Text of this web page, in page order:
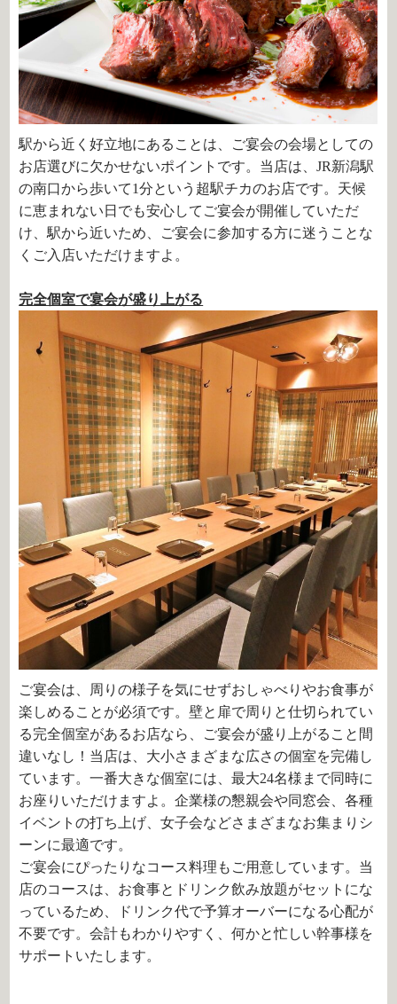
駅から近く好立地にあることは、ご宴会の会場としての
お店選びに欠かせないポイントです。当店は、JR新潟駅
の南口から歩いて1分という超駅チカのお店です。天候
に恵まれない日でも安心してご宴会が開催していただ
け、駅から近いため、ご宴会に参加する方に迷うことな
くご入店いただけますよ。
完全個室で宴会が盛り上がる
ご宴会は、周りの様子を気にせずおしゃべりやお食事が
楽しめることが必須です。壁と扉で周りと仕切られてい
る完全個室があるお店なら、ご宴会が盛り上がること間
違いなし！当店は、大小さまざまな広さの個室を完備し
ています。一番大きな個室には、最大24名様まで同時に
お座りいただけますよ。企業様の懇親会や同窓会、各種
イベントの打ち上げ、女子会などさまざまなお集まりシ
ーンに最適です。
ご宴会にぴったりなコース料理もご用意しています。当
店のコースは、お食事とドリンク飲み放題がセットにな
っているため、ドリンク代で予算オーバーになる心配が
不要です。会計もわかりやすく、何かと忙しい幹事様を
サポートいたします。